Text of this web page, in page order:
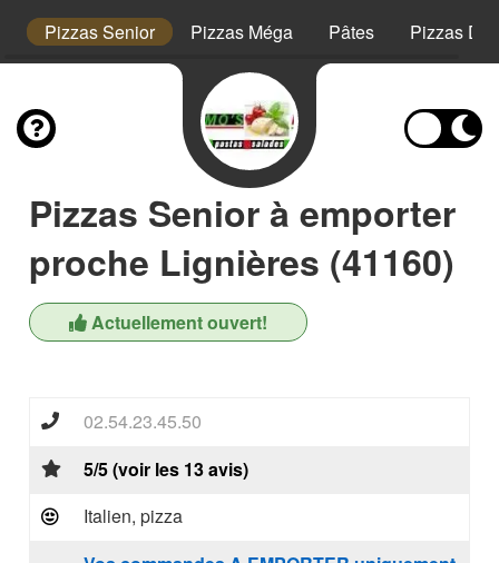
Pizzas Senior Pizzas Méga Pâtes Pizzas
Pizzas Senior à emporter
proche Lignières (41160)
Actuellement ouvert!
02.54.23.45.50
5/5 (voir les 13 avis)
Italien, pizza